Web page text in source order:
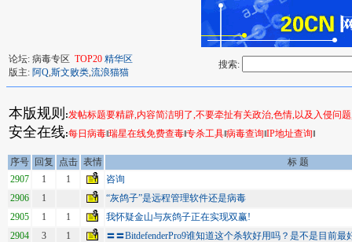
论坛: 病毒专区 TOP20 精华区
版主: 阿Q,斯文败类,流浪猫猫
搜索:
本版规则 :发帖标题要精辟,内容简洁明了,不要牵扯有关政治,色情,以及入侵问
安全在线:每日病毒‖瑞星在线免费查毒‖专杀工具‖病毒查询‖IP地址查询‖
序号 回复 点击 表情
标 题
2907
1 1
咨询
2906
1
“灰鸽子”是远程管理软件还是病毒
2905
1 1
我怀疑金山与灰鸽子正在实现双赢!
2904
3 1
〓〓BitdefenderPro9谁知道这个杀软好用吗？是不是目前最